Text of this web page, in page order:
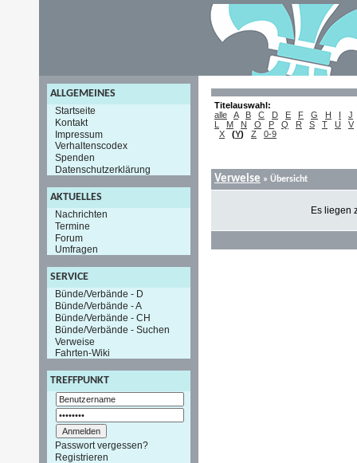
ALLGEMEINES
Startseite
Kontakt
Impressum
Verhaltenscodex
Spenden
Datenschutzerklärung
AKTUELLES
Nachrichten
Termine
Forum
Umfragen
SERVICE
Bünde/Verbände - D
Bünde/Verbände - A
Bünde/Verbände - CH
Bünde/Verbände - Suchen
Verweise
Fahrten-Wiki
TREFFPUNKT
Passwort vergessen?
Registrieren
Titelauswahl:
alle
A B C D E F G H I
J
L
M N O P Q R S T U
V
X
(Y) Z 0-9
Verweise » Übersicht
Es liegen